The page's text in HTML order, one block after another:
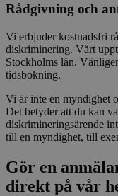
Rådgivning och
Vi erbjuder kostnadsfri
diskriminering. Vårt
Stockholms län.
tidsbokning.
Vi är inte en myndighet
Det betyder att du kan
diskrimineringsärende
till en myndighet, till
Gör en
direkt på vår